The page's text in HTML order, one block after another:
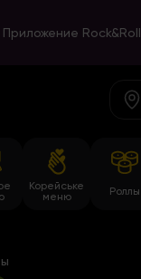
Rock&Roll
Корейське
меню
Роллы